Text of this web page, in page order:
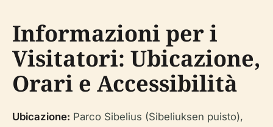
Informazioni per i
Visitatori: Ubicazione,
Orari e Accessibilità
Ubicazione: Parco Sibelius (Sibeliuksen puisto),